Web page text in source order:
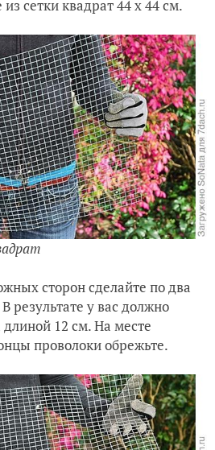
сетки квадрат 44 х 44 см.
сторон сделайте по два
результате у вас должно
12 см. На месте
проволоки обрежьте.